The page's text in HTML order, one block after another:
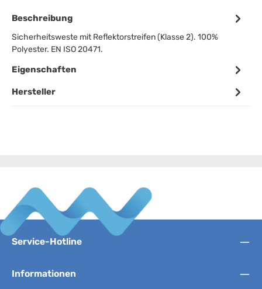
Beschreibung
Sicherheitsweste mit Reflektorstreifen (Klasse 2). 100%
Polyester. EN ISO 20471.
Eigenschaften
Hersteller
Service-Hotline
Informationen